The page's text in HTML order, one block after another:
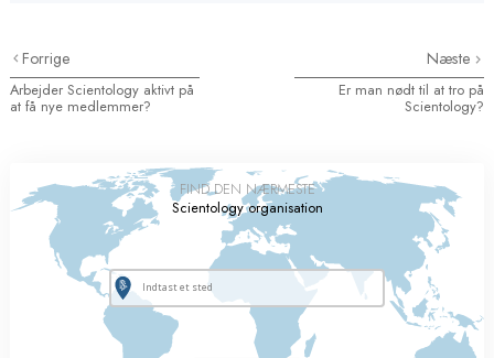
Forrige
Arbejder Scientology aktivt på
at få nye medlemmer?
Næste
Er man nødt til at tro på
Scientology?
FIND DEN NÆRMESTE
Scientology organisation